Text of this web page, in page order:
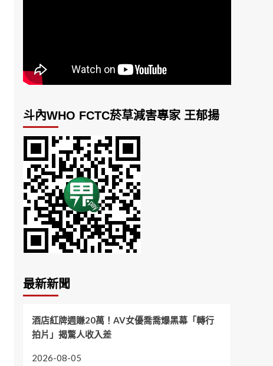
斗內WHO FCTC菸草減害專家 王郁揚
最新新聞
酒店紅牌週賺20萬！AV女優喬喬爆黑幕「轉行
拍片」揭驚人收入差
2026-08-05